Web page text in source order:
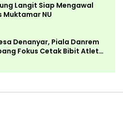
Langit Siap Mengawal
NU
Denanyar, Piala Danrem
Fokus Cetak Bibit Atlet